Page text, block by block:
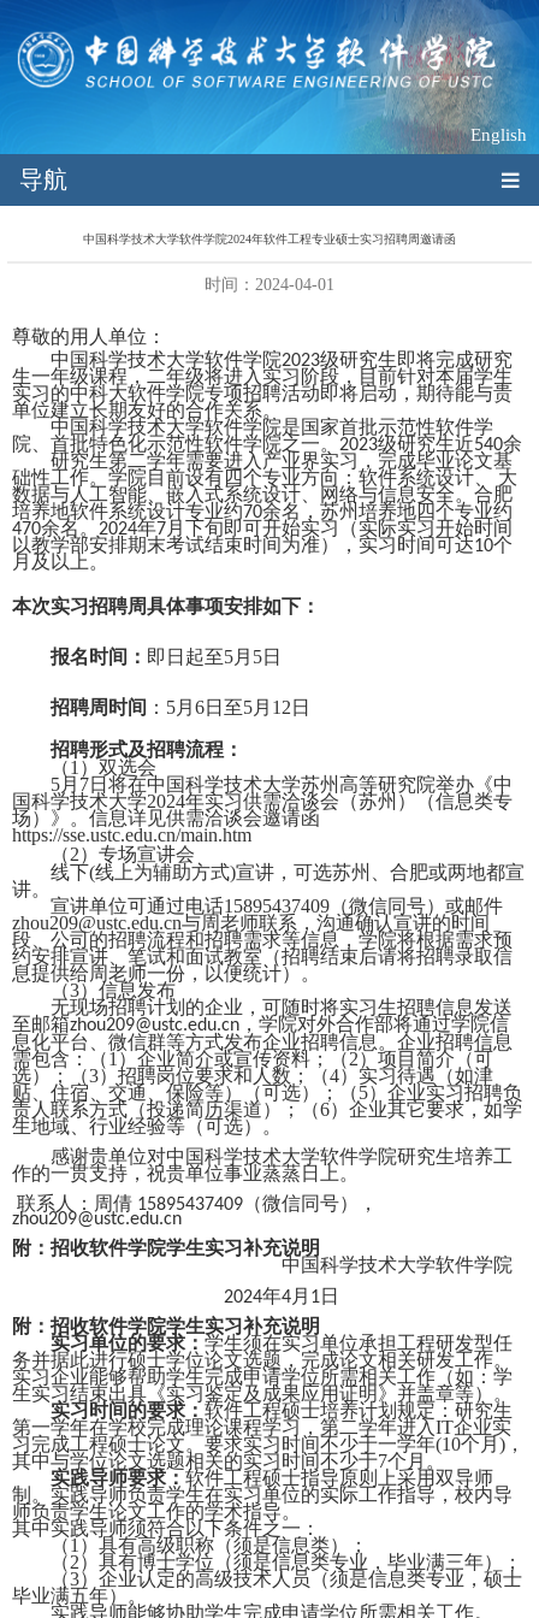
English
导航
中国科学技术大学软件学院2024年软件工程专业硕士实习招聘周邀请函
时间：2024-04-01
尊敬的用人单位：
中国科学技术大学软件学院2023级研究生即将完成研究
生一年级课程，二年级将进入实习阶段，目前针对本届学生
实习的中科大软件学院专项招聘活动即将启动，期待能与贵
单位建立长期友好的合作关系。
中国科学技术大学软件学院是国家首批示范性软件学
院、首批特色化示范性软件学院之一。 2023级研究生近540余
研究生第二学年需要进入产业界实习，完成毕业论文基
础性工作。学院目前设有四个专业方向：软件系统设计、 大
数据与人工智能、嵌入式系统设计、网络与信息安全。合肥
培养地软件系统设计专业约70余名，苏州培养地四个专业约
470余名。 2024年7月下旬即可开始实习（实际实习开始时间
以教学部安排期末考试结束时间为准），实习时间可达10个
月及以上。
本次实习招聘周具体事项安排如下：
报名时间： 即日起至5月 5日
招聘周时间 ： 5月6日至5月 12 日
招聘形式及招聘流程：
（1 ）双选会
5月 7日将在中国科学技术大学苏州高等研究院举办《中
国科学技术大学2024年实习供需洽谈会（苏州）（信息类专
场）》。信息详见供需洽谈会邀请函
https://sse.ustc.edu.cn/main.htm
（2）专场宣讲会
线下(线上为辅助方式)宣讲，可选苏州、合肥或两地都宣
讲。
宣讲单位可通过电话15895437409 （微信同号）或邮件
zhou209@ustc.edu.cn与周老师联系，沟通确认宣讲的时间
段、公司的招聘流程和招聘需求等信息，学院将根据需求预
约安排宣讲、笔试和面试教室（招聘结束后请将招聘录取信
息提供给周老师一份，以便统计）。
（3）信息发布
无现场招聘计划的企业，可随时将实习生招聘信息发送
至邮箱zhou209@ustc.edu.cn ，学院对外合作部将通过学院信
息化平台、微信群等方式发布企业招聘信息。企业招聘信息
需包含：（1）企业简介或宣传资料；（2）项目简介（可
选）；（3）招聘岗位要求和人数；（4）实习待遇（如津
贴、住宿、交通、保险等）（可选）；（5）企业实习招聘负
责人联系方式（投递简历渠道）；（6）企业其它要求，如学
生地域、行业经验等（可选）。
感谢贵单位对中国科学技术大学软件学院研究生培养工
作的一贯支持，祝贵单位事业蒸蒸日上。
联系人：周倩 15895437409 （微信同号），
zhou209@ustc.edu.cn
附：招收软件学院学生实习补充说明
中国科学技术大学软件学院
2024年4月 1日
附：招收软件学院学生实习补充说明
实习单位的要求：学生须在实习单位承担工程研发型任
务并据此进行硕士学位论文选题， 完成论文相关研发工作。
实习企业能够帮助学生完成申请学位所需相关工作（如：学
生实习结束出具《实习鉴定及成果应用证明》并盖章等）。
实习时间的要求：软件工程硕士培养计划规定：研究生
第一学年在学校完成理论课程学习，第二学年进入IT企业实
习完成工程硕士论文。要求实习时间不少于一学年(10个月 ) ，
其中与学位论文选题相关的实习时间不少于7个月。
实践导师要求：软件工程硕士指导原则上采用双导师
制。实践导师负责学生在实习单位的实际工作指导，校内导
师负责学生论文工作的学术指导。
其中实践导师须符合以下条件之一：
（1 ）具有高级职称（须是信息类）；
（2）具有博士学位（须是信息类专业，毕业满三年）；
（3）企业认定的高级技术人员（须是信息类专业，硕士
毕业满五年）。
实践导师能够协助学生完成申请学位所需相关工作。